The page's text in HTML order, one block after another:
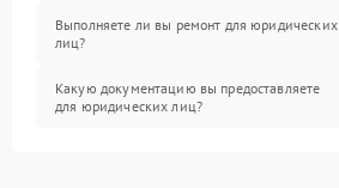
Выполняете ли вы ремонт для юридических
лиц?
Какую документацию вы предоставляете
для юридических лиц?